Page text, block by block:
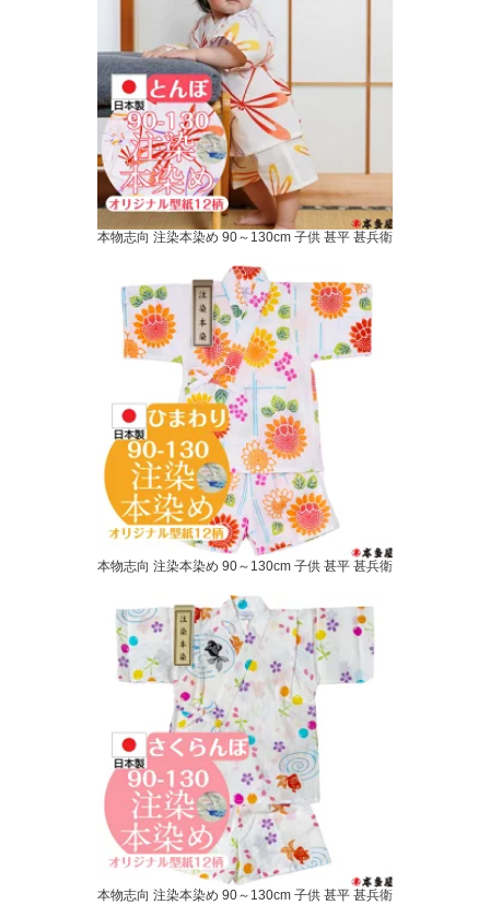
本物志向 注染本染め 90～130cm 子供 甚平 甚兵衛
本物志向 注染本染め 90～130cm 子供 甚平 甚兵衛
本物志向 注染本染め 90～130cm 子供 甚平 甚兵衛